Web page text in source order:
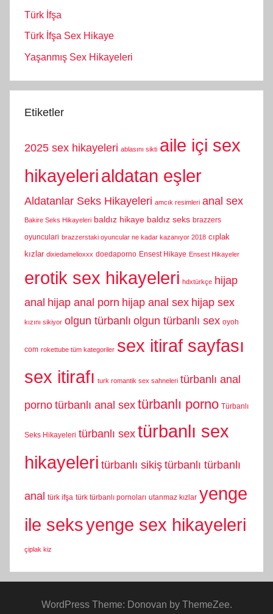
Türk İfşa
Türk İfşa Sex Hikaye
Yaşanmış Sex Hikayeleri
Etiketler
2025 sex hikayeleri ablasını sikti aile içi sex
hikayelerialdatan eşler
Aldatanlar Seks Hikayeleri amcık resimleri anal sex
Bakire Seks Hikayeleri baldız hikaye baldız seks brazzers
oyunculari brazzerstaki oyuncular ne kadar kazanıyor 2018 cıplak
kızlar dixiedamelioxxx doedaporno Ensest Hikaye Ensest Hikayeler
erotik sex hikayeleri hdxtürkçe hijap
anal hijap anal porn hijap anal sex hijap sex
kızını sikiyor olgun türbanlı olgun türbanlı sex oyoh
com rokettube tüm kategoriler sex itiraf sayfası
sex itirafı turk romantik sex sahneleri türbanlı anal
porno türbanlı anal sex türbanlı porno Türbanlı
Seks Hikayeleri türbanlı sex türbanlı sex
hikayeleri türbanlı sikiş türbanlı türbanlı
anal türk ifşa türk türbanlı pornoları utanmaz kızlar yenge
ile seksyenge sex hikayeleri
çiplak kiz
WordPress Theme: Donovan by ThemeZee.